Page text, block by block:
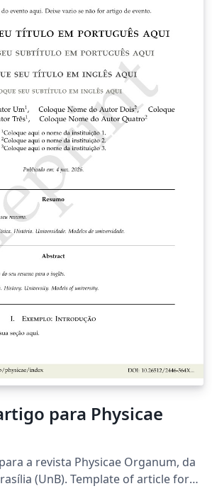
para Physicae
a revista Physicae Organum, da
of article for